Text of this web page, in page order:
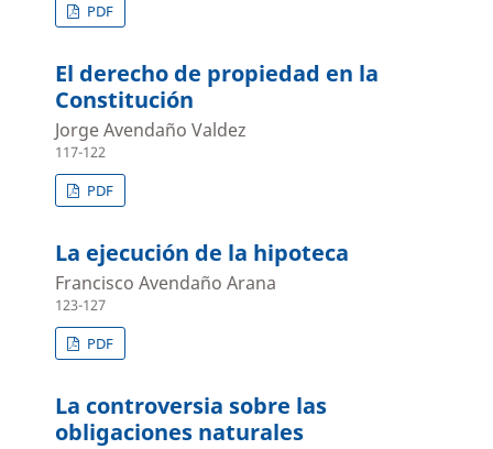
PDF
El derecho de propiedad en la
Constitución
Jorge Avendaño Valdez
117-122
PDF
La ejecución de la hipoteca
Francisco Avendaño Arana
123-127
PDF
La controversia sobre las
obligaciones naturales